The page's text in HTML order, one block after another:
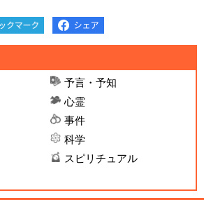
予言・予知
心霊
事件
科学
スピリチュアル